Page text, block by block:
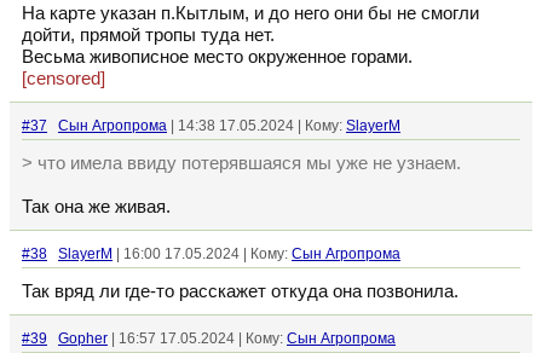
На карте указан п.Кытлым, и до него они бы не смогли
дойти, прямой тропы туда нет.
Весьма живописное место окруженное горами.
[censored]
#37 Сын Агропрома | 14:38 17.05.2024 | Кому: SlayerM
> что имела ввиду потерявшаяся мы уже не узнаем.
Так она же живая.
#38 SlayerM | 16:00 17.05.2024 | Кому: Сын Агропрома
Так вряд ли где-то расскажет откуда она позвонила.
#39 Gopher | 16:57 17.05.2024 | Кому: Сын Агропрома